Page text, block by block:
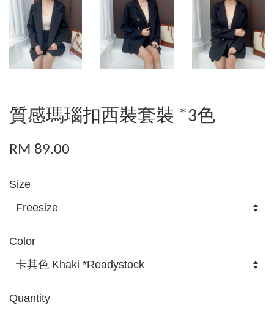
質感瑪瑙扣西裝套裝 *3色
RM 89.00
Size
Color
Quantity